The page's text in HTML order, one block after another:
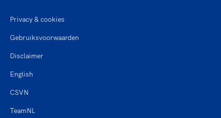
Privacy & cookies
Gebruiksvoorwaarden
Disclaimer
English
CSVN
TeamNL